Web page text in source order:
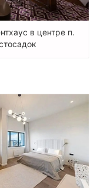
в центре п.